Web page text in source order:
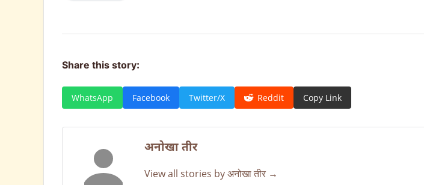
Share this story:
WhatsApp Facebook Twitter/X Reddit Copy Link
अनोखा तीर
View all stories by अनोखा तीर →